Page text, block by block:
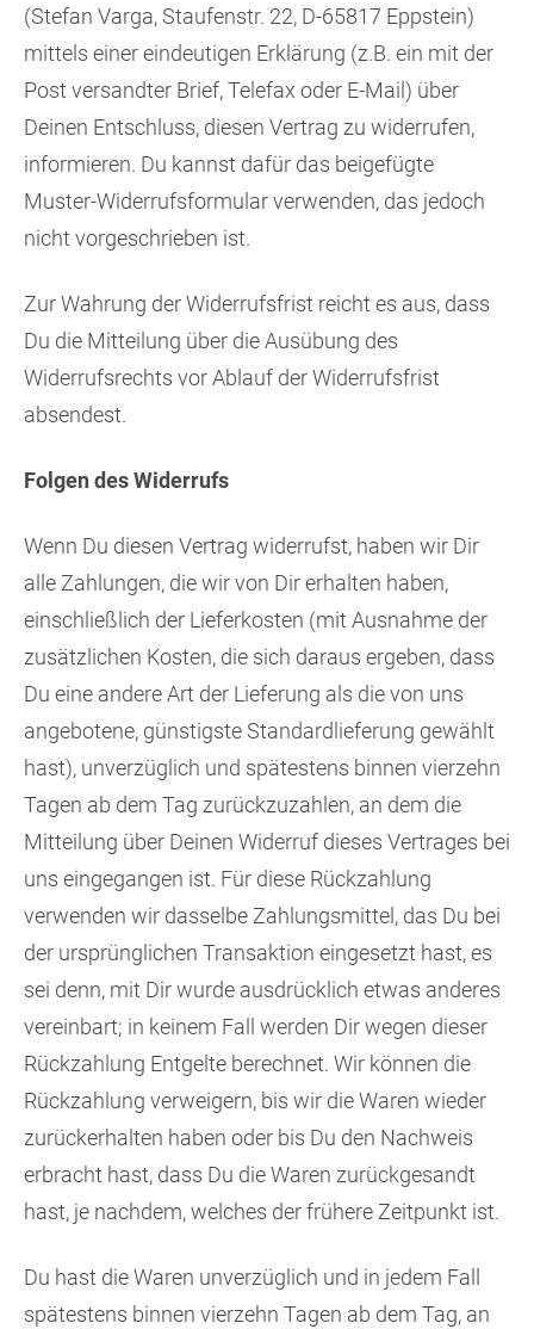
(Stefan Varga, Staufenstr. 22, D-65817 Eppstein)
mittels einer eindeutigen Erklärung (z.B. ein mit der
Post versandter Brief, Telefax oder E-Mail) über
Deinen Entschluss, diesen Vertrag zu widerrufen,
informieren. Du kannst dafür das beigefügte
Muster-Widerrufsformular verwenden, das jedoch
nicht vorgeschrieben ist.
Zur Wahrung der Widerrufsfrist reicht es aus, dass
Du die Mitteilung über die Ausübung des
Widerrufsrechts vor Ablauf der Widerrufsfrist
absendest.
Folgen des Widerrufs
Wenn Du diesen Vertrag widerrufst, haben wir Dir
alle Zahlungen, die wir von Dir erhalten haben,
einschließlich der Lieferkosten (mit Ausnahme der
zusätzlichen Kosten, die sich daraus ergeben, dass
Du eine andere Art der Lieferung als die von uns
angebotene, günstigste Standardlieferung gewählt
hast), unverzüglich und spätestens binnen vierzehn
Tagen ab dem Tag zurückzuzahlen, an dem die
Mitteilung über Deinen Widerruf dieses Vertrages bei
uns eingegangen ist. Für diese Rückzahlung
verwenden wir dasselbe Zahlungsmittel, das Du bei
der ursprünglichen Transaktion eingesetzt hast, es
sei denn, mit Dir wurde ausdrücklich etwas anderes
vereinbart; in keinem Fall werden Dir wegen dieser
Rückzahlung Entgelte berechnet. Wir können die
Rückzahlung verweigern, bis wir die Waren wieder
zurückerhalten haben oder bis Du den Nachweis
erbracht hast, dass Du die Waren zurückgesandt
hast, je nachdem, welches der frühere Zeitpunkt ist.
Du hast die Waren unverzüglich und in jedem Fall
spätestens binnen vierzehn Tagen ab dem Tag, an